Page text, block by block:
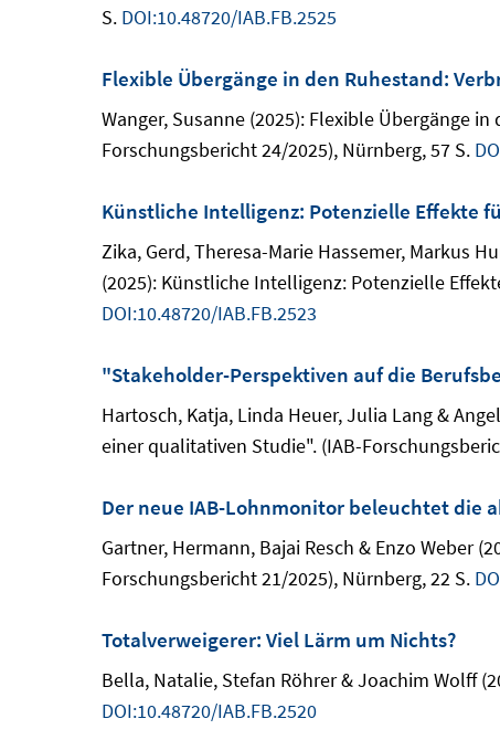
S. DOI:10.48720/IAB.FB.2525
Flexible Übergänge in den Ruhestand:
Wanger, Susanne (2025): Flexible Übergänge
Forschungsbericht 24/2025), Nürnberg, 57 S.
Künstliche Intelligenz: Potenzielle Effekte
Zika, Gerd, Theresa-Marie Hassemer, Markus
(2025): Künstliche Intelligenz: Potenzielle
DOI:10.48720/IAB.FB.2523
"Stakeholder-Perspektiven auf die
Hartosch, Katja, Linda Heuer, Julia Lang &
einer qualitativen Studie". (IAB-
Der neue IAB-Lohnmonitor beleuchtet die
Gartner, Hermann, Bajai Resch & Enzo Weber
Forschungsbericht 21/2025), Nürnberg, 22 S.
Totalverweigerer: Viel Lärm um Nichts?
Bella, Natalie, Stefan Röhrer & Joachim Wolff
DOI:10.48720/IAB.FB.2520